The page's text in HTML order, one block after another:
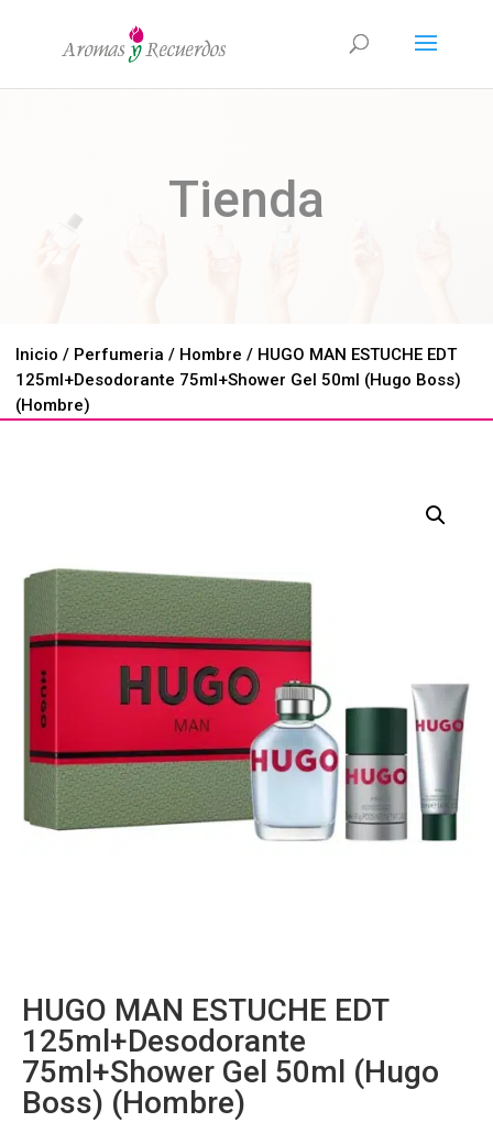
Tienda
Inicio / Perfumeria / Hombre / HUGO MAN ESTUCHE EDT
125ml+Desodorante 75ml+Shower Gel 50ml (Hugo Boss)
(Hombre)
HUGO MAN ESTUCHE EDT
125ml+Desodorante
75ml+Shower Gel 50ml (Hugo
Boss) (Hombre)